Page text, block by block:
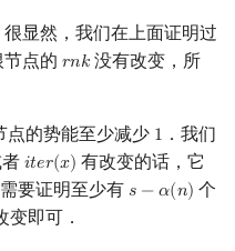
显然，我们在上面证明过
点的 𝑟𝑛𝑘
rnk 没有改变，所
点的势能至少减少 1
1 ．我们
𝑖𝑡𝑒𝑟(𝑥)
iter(x) 有改变的话，它
要证明至少有 𝑠 −𝛼(𝑛)
s −α (n)
个
变即可．